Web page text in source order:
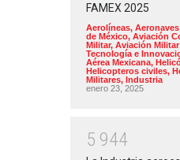
FAMEX 2025
Aerolíneas,
de México, Aviación
Militar, Aviación
Tecnología e
Aérea Mexicana,
Helicopteros civiles,
Militares, Industria
enero 23, 2025
5 944